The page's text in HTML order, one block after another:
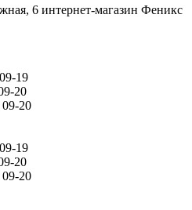
6 интернет-магазин Феникс
19
20
09-20
19
20
09-20